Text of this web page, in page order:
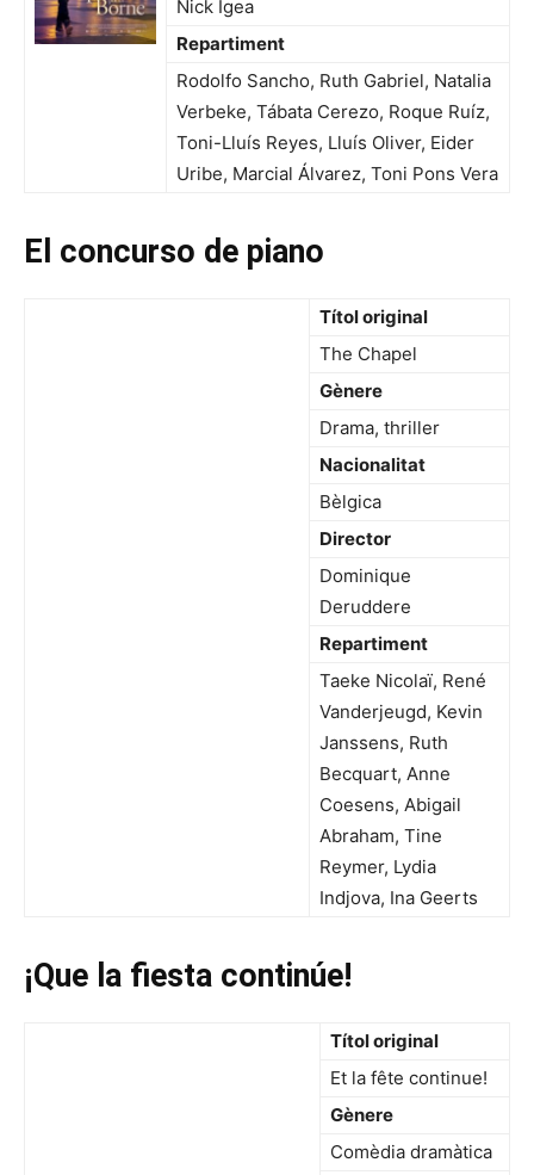
Nick Igea
Repartiment
Rodolfo Sancho, Ruth Gabriel, Natalia
Verbeke, Tábata Cerezo, Roque Ruíz,
Toni-Lluís Reyes, Lluís Oliver, Eider
Uribe, Marcial Álvarez, Toni Pons Vera
El concurso de piano
Títol original
The Chapel
Gènere
Drama, thriller
Nacionalitat
Bèlgica
Director
Dominique
Deruddere
Repartiment
Taeke Nicolaï, René
Vanderjeugd, Kevin
Janssens, Ruth
Becquart, Anne
Coesens, Abigail
Abraham, Tine
Reymer, Lydia
Indjova, Ina Geerts
¡Que la fiesta continúe!
Títol original
Et la fête continue!
Gènere
Comèdia dramàtica